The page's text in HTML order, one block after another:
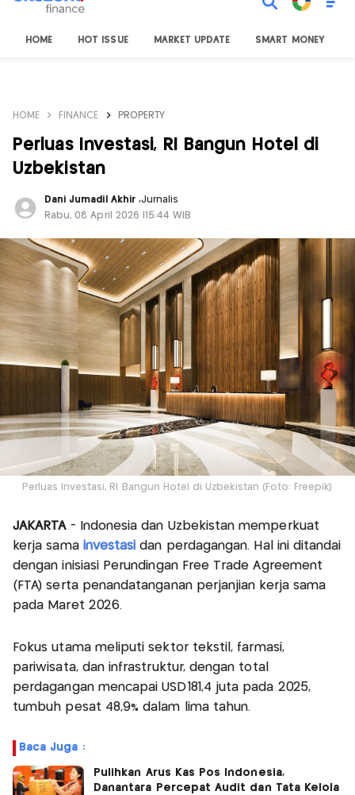
HOME HOT ISSUE MARKET UPDATE SMART MONEY
HOME FINANCE PROPERTY
Perluas Investasi, RI Bangun Hotel di
Uzbekistan
Dani Jumadil Akhir ,Jurnalis
Rabu, 08 April 2026 |15:44 WIB
Perluas Investasi, RI Bangun Hotel di Uzbekistan (Foto: Freepik)
JAKARTA - Indonesia dan Uzbekistan memperkuat
kerja sama investasi dan perdagangan. Hal ini ditandai
dengan inisiasi Perundingan Free Trade Agreement
(FTA) serta penandatanganan perjanjian kerja sama
pada Maret 2026.
Fokus utama meliputi sektor tekstil, farmasi,
pariwisata, dan infrastruktur, dengan total
perdagangan mencapai USD181,4 juta pada 2025,
tumbuh pesat 48,9% dalam lima tahun.
Baca Juga :
Pulihkan Arus Kas Pos Indonesia,
Danantara Percepat Audit dan Tata Kelola